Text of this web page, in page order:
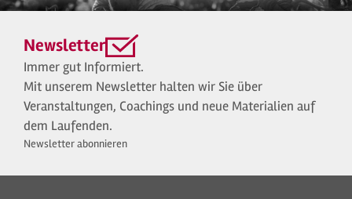
Newsletter
Immer gut Informiert.
Mit unserem Newsletter halten wir Sie über
Veranstaltungen, Coachings und neue Materialien auf
dem Laufenden.
Newsletter abonnieren